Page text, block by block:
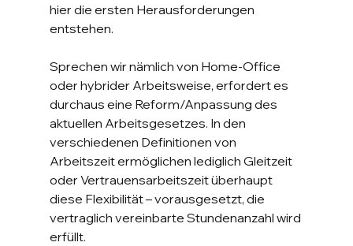
hier die ersten Herausforderungen
entstehen.
Sprechen wir nämlich von Home-Office
oder hybrider Arbeitsweise, erfordert es
durchaus eine Reform/Anpassung des
aktuellen Arbeitsgesetzes. In den
verschiedenen Definitionen von
Arbeitszeit ermöglichen lediglich Gleitzeit
oder Vertrauensarbeitszeit überhaupt
diese Flexibilität – vorausgesetzt, die
vertraglich vereinbarte Stundenanzahl wird
erfüllt.